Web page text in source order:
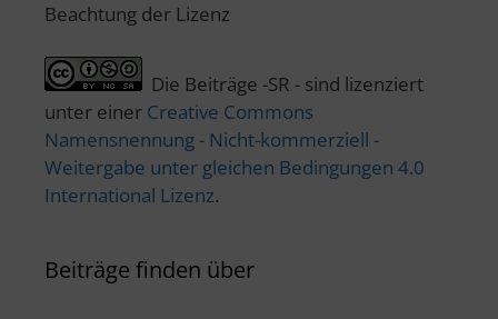
Beachtung der Lizenz
Die Beiträge -SR - sind lizenziert
unter einer Creative Commons
Namensnennung - Nicht-kommerziell -
Weitergabe unter gleichen Bedingungen 4.0
International Lizenz.
Beiträge finden über